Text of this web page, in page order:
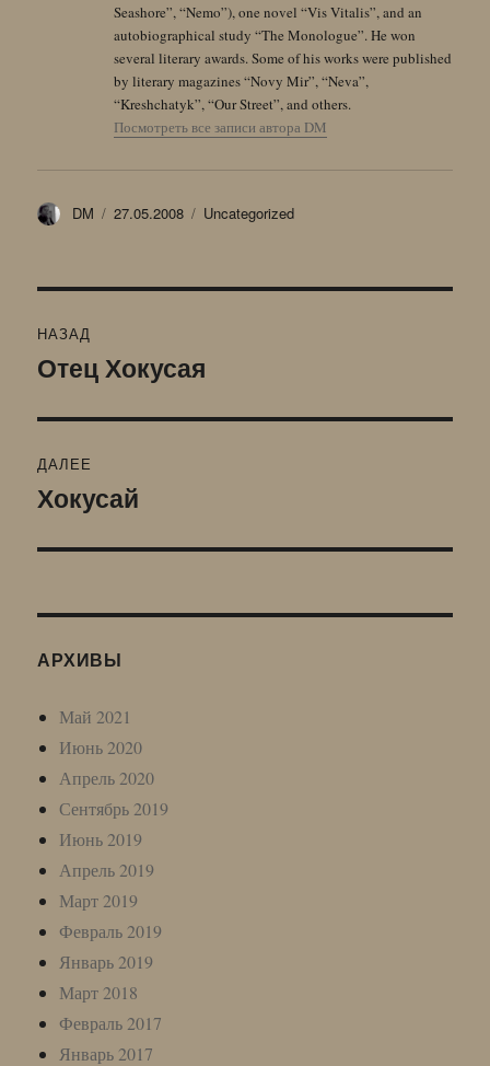
Seashore”, “Nemo”), one novel “Vis Vitalis”, and an
autobiographical study “The Monologue”. He won
several literary awards. Some of his works were published
by literary magazines “Novy Mir”, “Neva”,
“Kreshchatyk”, “Our Street”, and others.
Посмотреть все записи автора DM
Автор
DM Опубликовано
27.05.2008 Рубрики
Uncategorized
по
НАЗАД
Предыдущая
Отец Хокусая
ДАЛЕЕ
Следующая
Хокусай
АРХИВЫ
Май 2021
Июнь 2020
Апрель 2020
Сентябрь 2019
Июнь 2019
Апрель 2019
Март 2019
Февраль 2019
Январь 2019
Март 2018
Февраль 2017
Январь 2017